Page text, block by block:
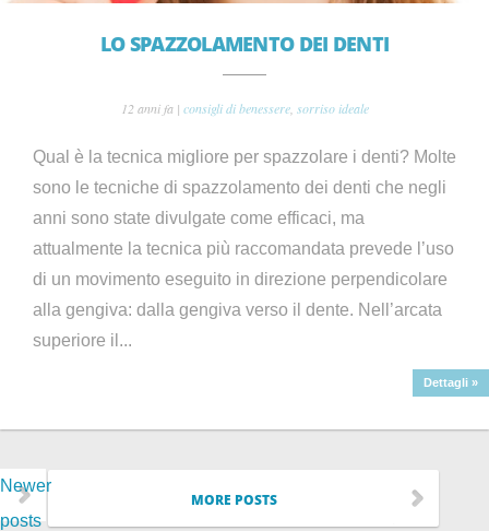
LO SPAZZOLAMENTO DEI DENTI
12 anni fa | consigli di benessere, sorriso ideale
Qual è la tecnica migliore per spazzolare i denti? Molte
sono le tecniche di spazzolamento dei denti che negli
anni sono state divulgate come efficaci, ma
attualmente la tecnica più raccomandata prevede l’uso
di un movimento eseguito in direzione perpendicolare
alla gengiva: dalla gengiva verso il dente. Nell’arcata
superiore il...
Dettagli »
MORE POSTS
Newer
posts